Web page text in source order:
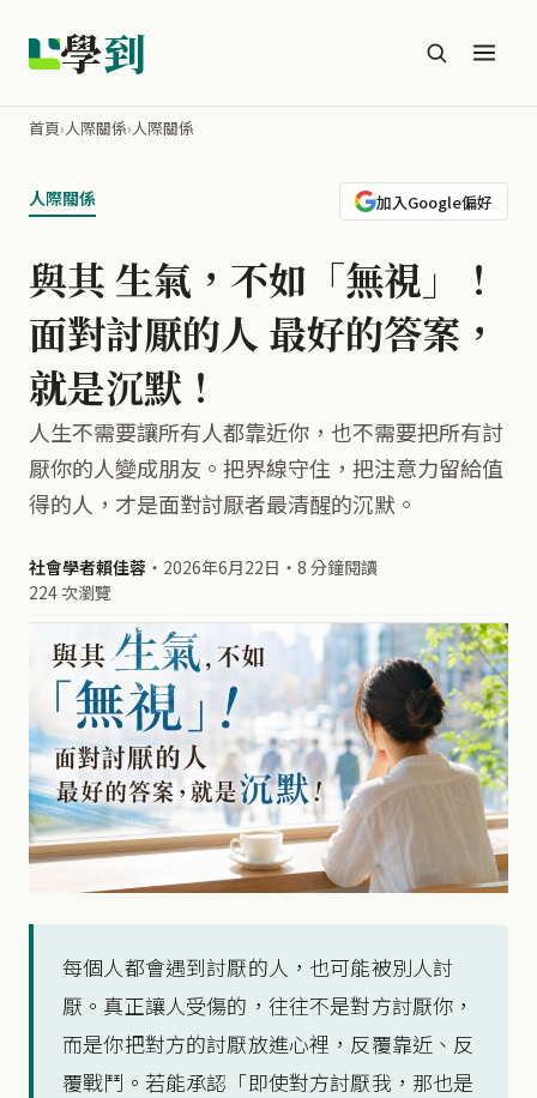
學到
首頁›人際關係›人際關係
人際關係 加入Google偏好
與其 生氣，不如「無視」！
面對討厭的人 最好的答案，
就是沉默！
人生不需要讓所有人都靠近你，也不需要把所有討
厭你的人變成朋友。把界線守住，把注意力留給值
得的人，才是面對討厭者最清醒的沉默。
社會學者賴佳蓉 ・ 2026年6月22日 ・ 8 分鐘閱讀
224 次瀏覽
每個人都會遇到討厭的人，也可能被別人討
厭。真正讓人受傷的，往往不是對方討厭你，
而是你把對方的討厭放進心裡，反覆靠近、反
覆戰鬥。若能承認「即使對方討厭我，那也是